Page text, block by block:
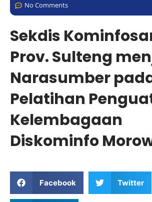
No Comments
Sekdis
Prov. Sulteng
Narasumber
Pelatihan
Kelembagaan
Diskominfo
Facebook Twitter